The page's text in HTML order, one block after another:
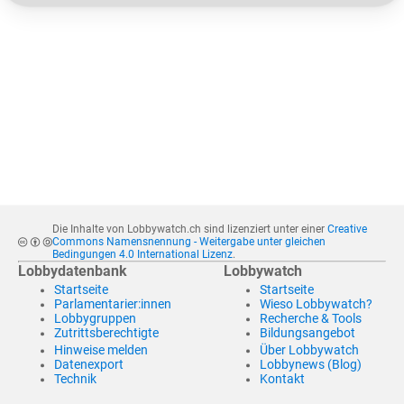
Die Inhalte von Lobbywatch.ch sind lizenziert unter einer Creative
Commons Namensnennung - Weitergabe unter gleichen
Bedingungen 4.0 International Lizenz.
Lobbydatenbank
Startseite
Parlamentarier:innen
Lobbygruppen
Zutrittsberechtigte
Hinweise melden
Datenexport
Technik
Lobbywatch
Startseite
Wieso Lobbywatch?
Recherche & Tools
Bildungsangebot
Über Lobbywatch
Lobbynews (Blog)
Kontakt